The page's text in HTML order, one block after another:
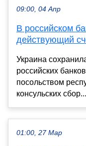
09:00, 04 Апр
В российском
действующий
Украина
российских
посольством
консульских сбор...
01:00, 27 Мар